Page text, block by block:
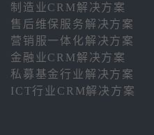
制造业CRM解决方案
售后维保服务解决方案
营销服一体化解决方案
金融业CRM解决方案
私募基金行业解决方案
ICT行业CRM解决方案